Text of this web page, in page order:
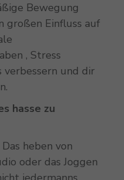
Bewegung
großen Einfluss auf
, Stress
verbessern und dir
hasse zu
heben von
oder das Joggen